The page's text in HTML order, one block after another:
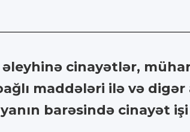
əleyhinə cinayətlər,
maddələri ilə və digər
barəsində cinayət